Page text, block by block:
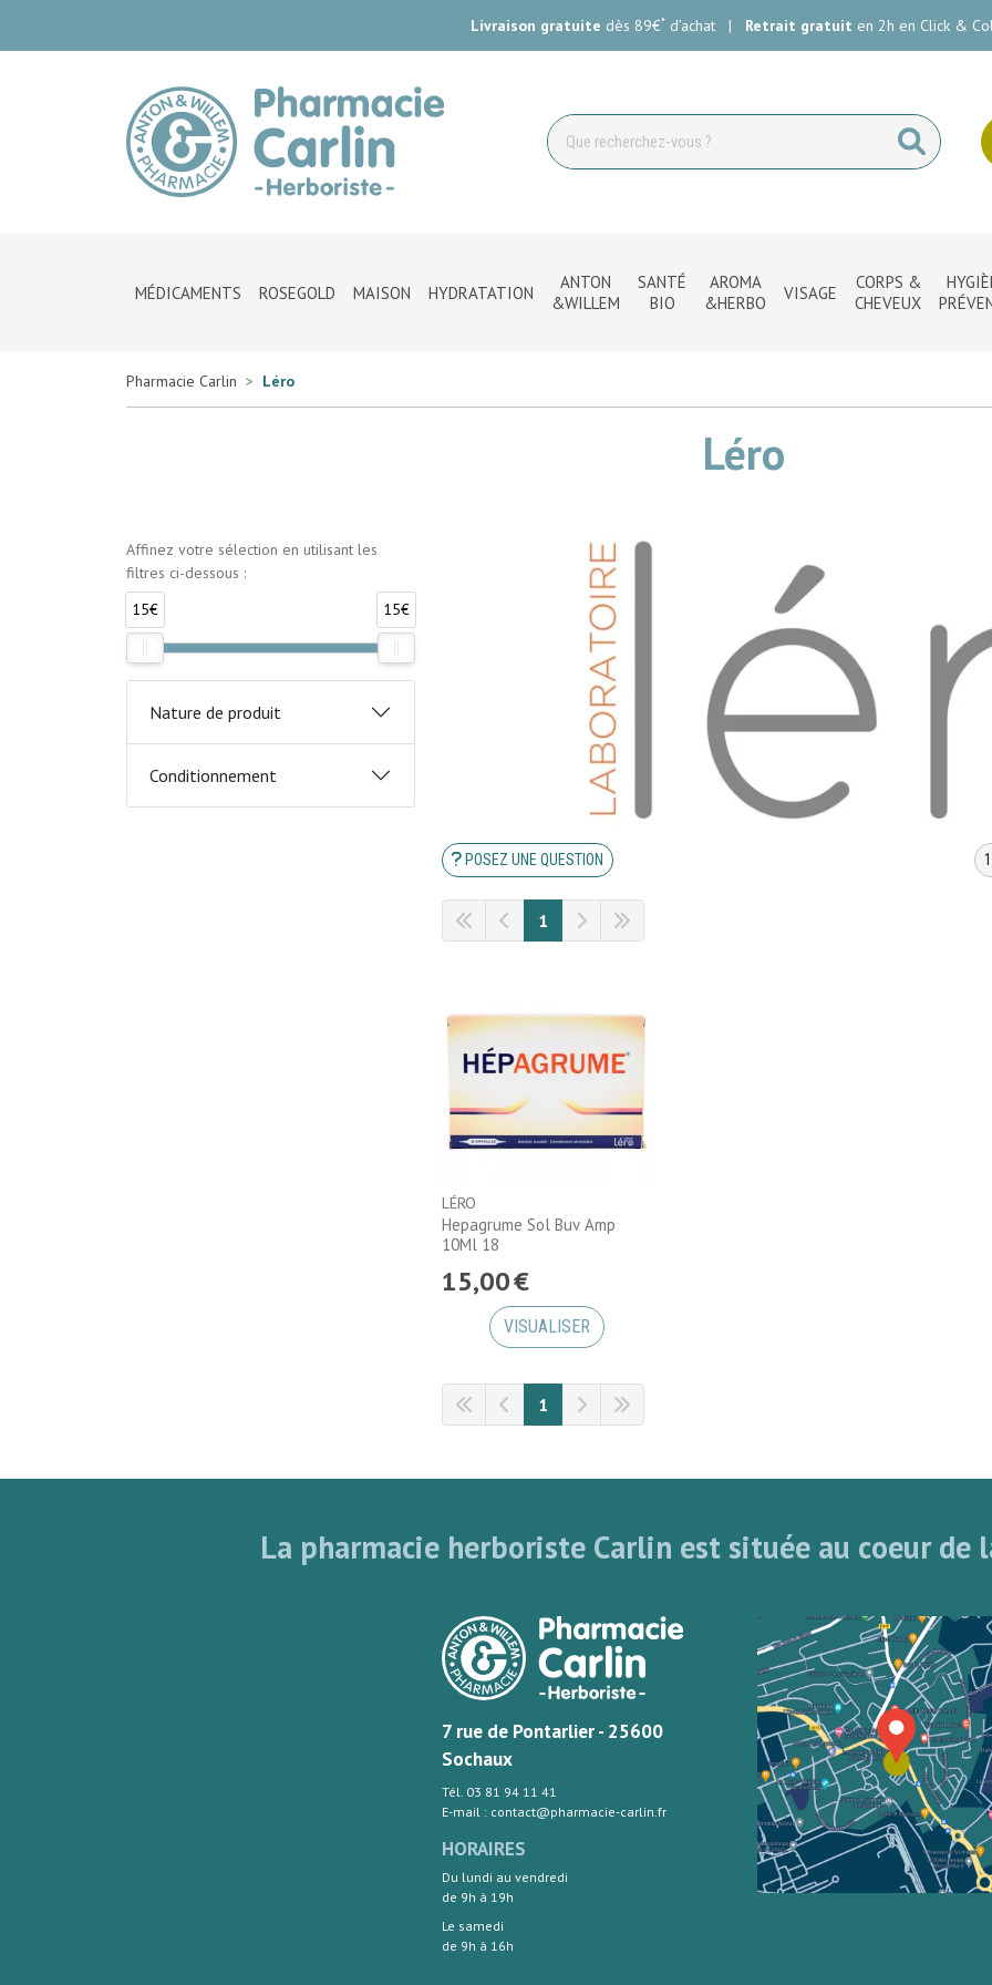
Livraison gratuite dès 89€*d’achat | Retrait gratuit en 2h en Click &
Pharmacie Carlin Votre pharmacie en ligne à votre service
MÉDICAMENTS ROSEGOLD MAISON HYDRATATION
ANTON
&WILLEM
SANTÉ
BIO
AROMA
&HERBO
VISAGE
CORPS &
CHEVEUX
Pharmacie Carlin Léro
Léro
POSEZ UNE QUESTION
1
LÉRO
Hepagrume Sol Buv Amp
10Ml 18
15,00€
VISUALISER
1
Affinez votre sélection en utilisant les
filtres ci-dessous :
15€
15€
Nature de produit
Conditionnement
La pharmacie herboriste Carlin est située au coeur de
7 rue de Pontarlier - 25600
Sochaux
Tél. 03 81 94 11 41
E-mail : contact@pharmacie-carlin.fr
HORAIRES
Du lundi au vendredi
de 9h à 19h
Le samedi
de 9h à 16h